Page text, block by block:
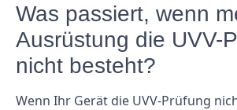
Was passiert, wenn
Ausrüstung die UVV-
nicht besteht?
Wenn Ihr Gerät die UVV-Prüfung